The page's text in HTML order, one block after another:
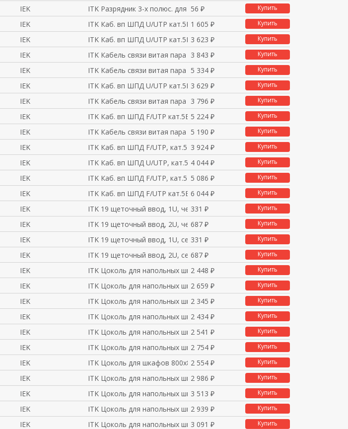
IEK ITK Разрядник 3-х полюс. для з56 ₽ Купить
IEK ITK Каб. вп ШПД U/UTP кат.5E 11 605 ₽ Купить
IEK ITK Каб. вп ШПД U/UTP кат.5E 23 623 ₽ Купить
IEK ITK Кабель связи витая пара ШП3 843 ₽ Купить
IEK ITK Кабель связи витая пара ШП5 334 ₽ Купить
IEK ITK Каб. вп ШПД U/UTP кат.5E 43 629 ₽ Купить
IEK ITK Кабель связи витая пара ШП3 796 ₽ Купить
IEK ITK Каб. вп ШПД F/UTP кат.5E 45 224 ₽ Купить
IEK ITK Кабель связи витая пара ШП5 190 ₽ Купить
IEK ITK Каб. вп ШПД F/UTP, кат.5E3 924 ₽ Купить
IEK ITK Каб. вп ШПД U/UTP, кат.5E4 044 ₽ Купить
IEK ITK Каб. вп ШПД F/UTP, кат.5E5 086 ₽ Купить
IEK ITK Каб. вп ШПД F/UTP кат.5E 46 044 ₽ Купить
IEK ITK 19 щеточный ввод, 1U, черн331 ₽ Купить
IEK ITK 19 щеточный ввод, 2U, черн687 ₽ Купить
IEK ITK 19 щеточный ввод, 1U, серы331 ₽ Купить
IEK ITK 19 щеточный ввод, 2U, серы687 ₽ Купить
IEK ITK Цоколь для напольных шкафо
2 448 ₽ Купить
IEK ITK Цоколь для напольных шкафо
2 659 ₽ Купить
IEK ITK Цоколь для напольных шкафо
2 345 ₽ Купить
IEK ITK Цоколь для напольных шкафо
2 434 ₽ Купить
IEK ITK Цоколь для напольных шкафо
2 541 ₽ Купить
IEK ITK Цоколь для напольных шкафо
2 754 ₽ Купить
IEK ITK Цоколь для шкафов 800х800м
2 554 ₽ Купить
IEK ITK Цоколь для напольных шкафо
2 986 ₽ Купить
IEK ITK Цоколь для напольных шкафо3 513 ₽ Купить
IEK ITK Цоколь для напольных шкафо
2 939 ₽ Купить
IEK ITK Цоколь для напольных шкафо
3 091 ₽ Купить